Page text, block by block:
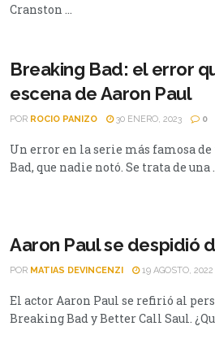
Cranston ...
Breaking Bad: el error
escena de Aaron Paul
POR ROCIO PANIZO 30 ENERO, 2023 0
Un error en la serie más famosa
Bad, que nadie notó. Se trata de una ...
Aaron Paul se despidió
POR MATIAS DEVINCENZI 19 AGOSTO, 2022
El actor Aaron Paul se refirió al
Breaking Bad y Better Call Saul.